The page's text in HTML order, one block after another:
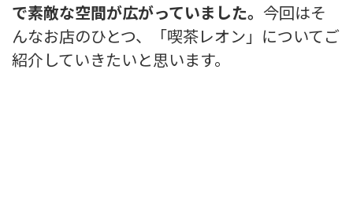
で素敵な空間が広がっていました。 今回はそ
んなお店のひとつ、
「喫茶レオン」についてご
紹介していきたいと思います。